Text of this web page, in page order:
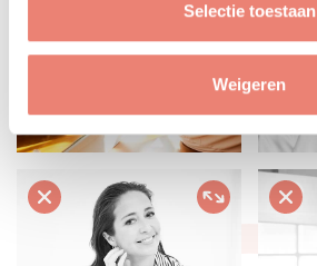
Selectie toestaan
Weigeren